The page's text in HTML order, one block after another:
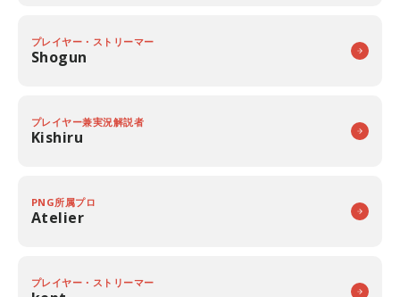
プレイヤー・ストリーマー
Shogun
プレイヤー兼実況解説者
Kishiru
PNG所属プロ
Atelier
プレイヤー・ストリーマー